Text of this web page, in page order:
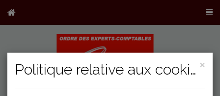
×
Politique relative aux cookies